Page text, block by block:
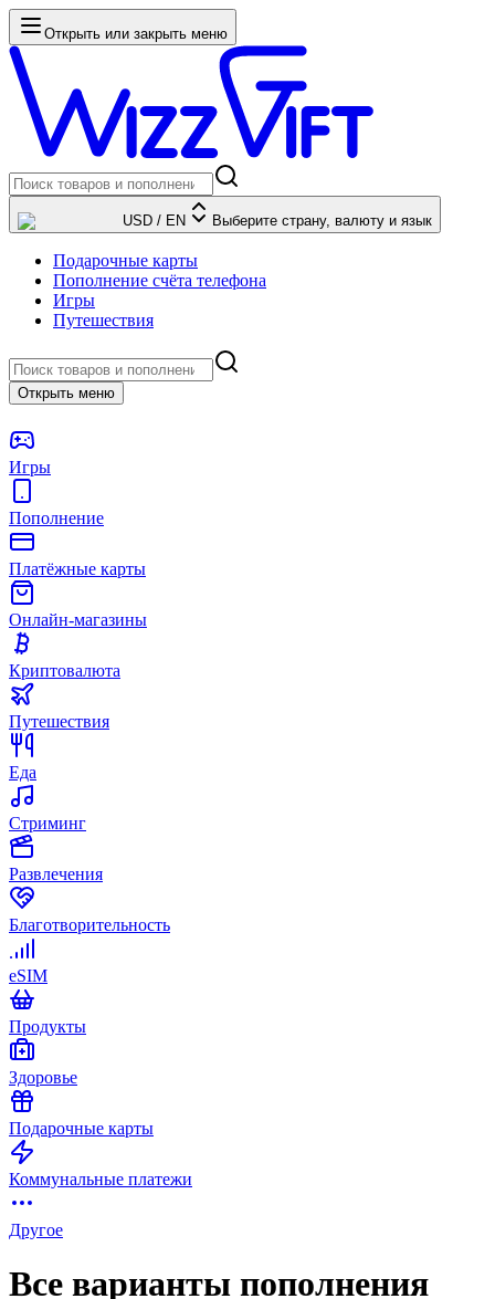
Открыть или закрыть меню
USD / EN Выберите страну, валюту и язык
Подарочные карты
Пополнение счёта телефона
Игры
Путешествия
Открыть меню
Игры
Пополнение
Платёжные карты
Онлайн-магазины
Криптовалюта
Путешествия
Еда
Стриминг
Развлечения
Благотворительность
eSIM
Продукты
Здоровье
Подарочные карты
Коммунальные платежи
Другое
Все варианты пополнения